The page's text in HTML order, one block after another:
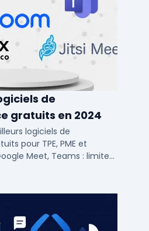
de
gratuits en 2024
logiciels de
pour TPE, PME et
Meet, Teams : limites,
cles pour bien choisir.